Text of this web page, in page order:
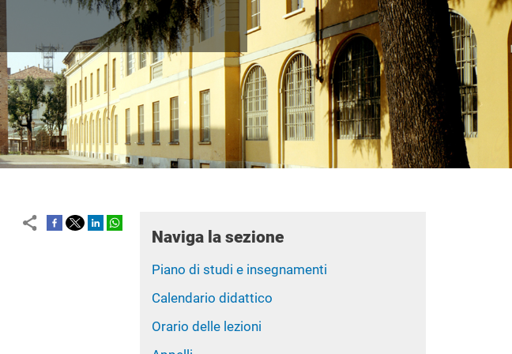
Naviga la sezione
Piano di studi e insegnamenti
Calendario didattico
Orario delle lezioni